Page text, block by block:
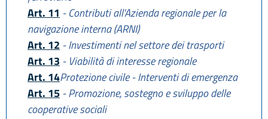
Art. 11 - Contributi all'Azienda regionale per la
navigazione interna (ARNI)
Art. 12 - Investimenti nel settore dei trasporti
Art. 13 - Viabilità di interesse regionale
Art. 14Protezione civile - Interventi di emergenza
Art. 15 - Promozione, sostegno e sviluppo delle
cooperative sociali